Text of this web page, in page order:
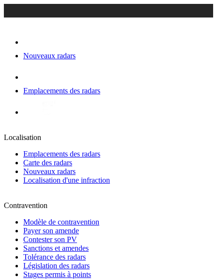
Nouveaux radars
Emplacements des radars
Localisation
Emplacements des radars
Carte des radars
Nouveaux radars
Localisation d'une infraction
Contravention
Modèle de contravention
Payer son amende
Contester son PV
Sanctions et amendes
Tolérance des radars
Législation des radars
Stages permis à points